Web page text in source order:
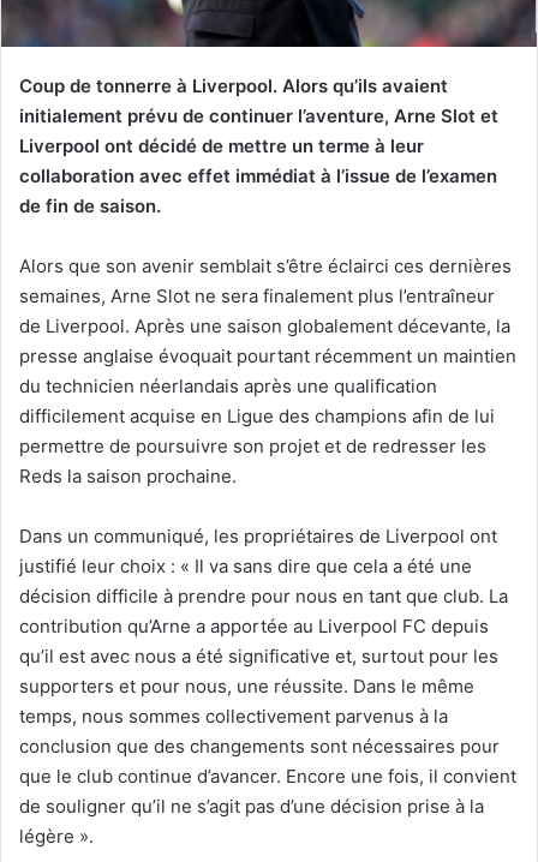
Coup de tonnerre à Liverpool. Alors qu’ils avaient
initialement prévu de continuer l’aventure, Arne Slot et
Liverpool ont décidé de mettre un terme à leur
collaboration avec effet immédiat à l’issue de l’examen
de fin de saison.
Alors que son avenir semblait s’être éclairci ces dernières
semaines, Arne Slot ne sera finalement plus l’entraîneur
de Liverpool. Après une saison globalement décevante, la
presse anglaise évoquait pourtant récemment un maintien
du technicien néerlandais après une qualification
difficilement acquise en Ligue des champions afin de lui
permettre de poursuivre son projet et de redresser les
Reds la saison prochaine.
Dans un communiqué, les propriétaires de Liverpool ont
justifié leur choix : « Il va sans dire que cela a été une
décision difficile à prendre pour nous en tant que club. La
contribution qu’Arne a apportée au Liverpool FC depuis
qu’il est avec nous a été significative et, surtout pour les
supporters et pour nous, une réussite. Dans le même
temps, nous sommes collectivement parvenus à la
conclusion que des changements sont nécessaires pour
que le club continue d’avancer. Encore une fois, il convient
de souligner qu’il ne s’agit pas d’une décision prise à la
légère ».